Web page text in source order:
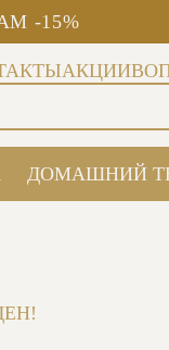
-15%
АКЦИИ
ДОМАШНИЙ